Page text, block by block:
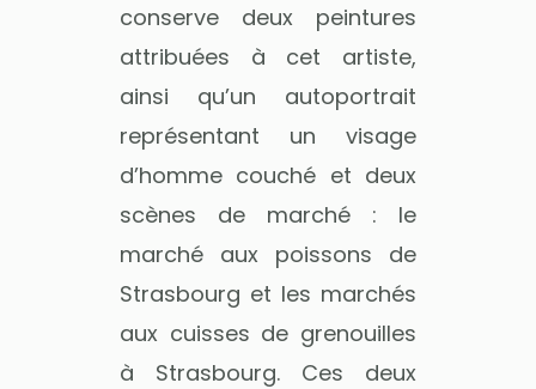
conserve deux peintures
attribuées à cet artiste,
ainsi qu’un autoportrait
représentant un visage
d’homme couché et deux
scènes de marché : le
marché aux poissons de
Strasbourg et les marchés
aux cuisses de grenouilles
à Strasbourg. Ces deux